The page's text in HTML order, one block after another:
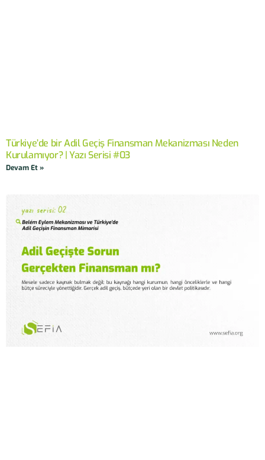
Türkiye’de bir Adil Geçiş Finansman Mekanizması Neden
Kurulamıyor? | Yazı Serisi #03
Devam Et »